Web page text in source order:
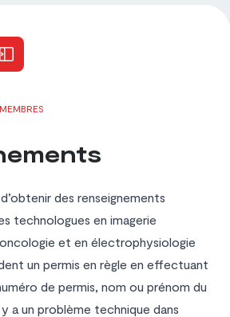
des renseignements
technologues en imagerie
et en électrophysiologie
un permis en règle en effectuant
de permis, nom ou prénom du
a un problème technique dans